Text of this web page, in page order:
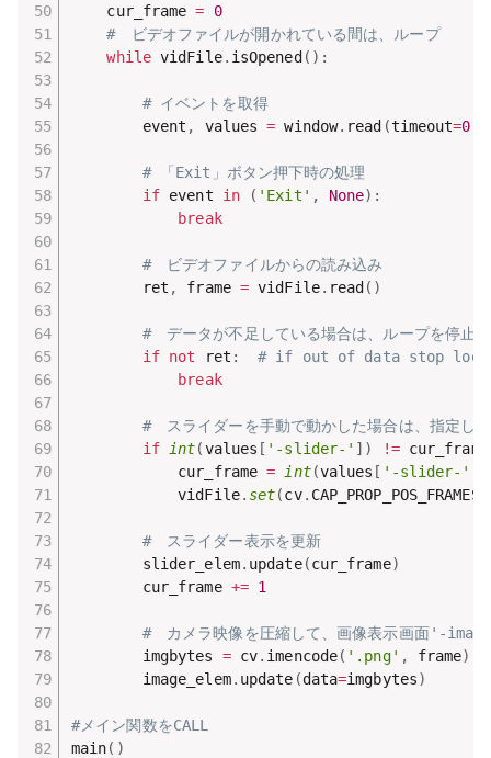
    cur_frame
=
0
#　ビデオファイルが開かれている間は、ループ
while vidFile. isOpened ( ) :
# イベントを取得
        event
, values = window. read (timeout=0
# 「Exit」ボタン押下時の処理
if event in ( 'Exit' , None) :
break
#　ビデオファイルからの読み込み
        ret
, frame = vidFile. read ( )
#　データが不足している場合は、ループを停止
if not ret :
# if out of data stop
break
#　スライダーを手動で動かした場合は、指定し
if
int(values [ '-slider-' ] ) != cur_frame
            cur_frame
= int(values [ '-slider-'
            vidFile
. set(cv. CAP_PROP_POS_FRAMES
#　スライダー表示を更新
        slider_elem
. update(cur_frame)
        cur_frame
+= 1
#　カメラ映像を圧縮して、画像表示画面'-
        imgbytes
= cv. imencode( '.png' , frame)
        image_elem
. update (data=imgbytes)
#メイン関数をCALL
main( )